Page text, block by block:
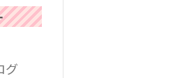
グ